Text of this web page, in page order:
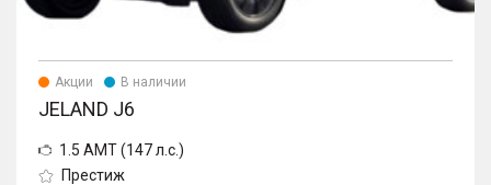
Акции В наличии
JELAND J6
1.5 AMT (147 л.с.)
Престиж